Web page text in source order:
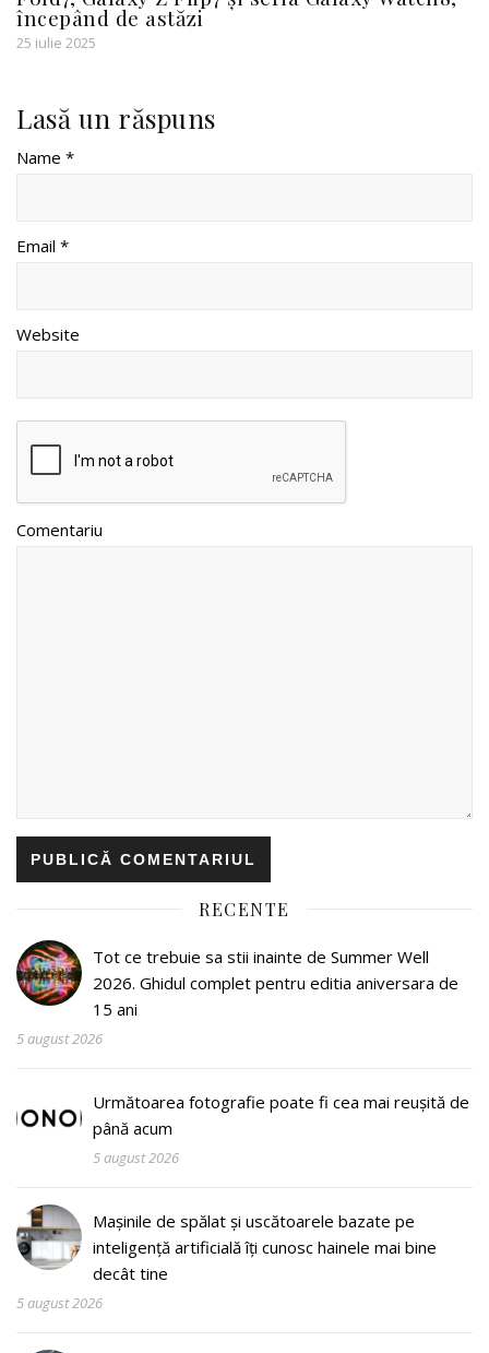
începând de astăzi
25 iulie 2025
Lasă un răspuns
Name *
Email *
Website
Comentariu
RECENTE
Tot ce trebuie sa stii inainte de Summer Well
2026. Ghidul complet pentru editia aniversara de
15 ani
5 august 2026
Următoarea fotografie poate fi cea mai reușită de
până acum
5 august 2026
Mașinile de spălat și uscătoarele bazate pe
inteligență artificială îți cunosc hainele mai bine
decât tine
5 august 2026